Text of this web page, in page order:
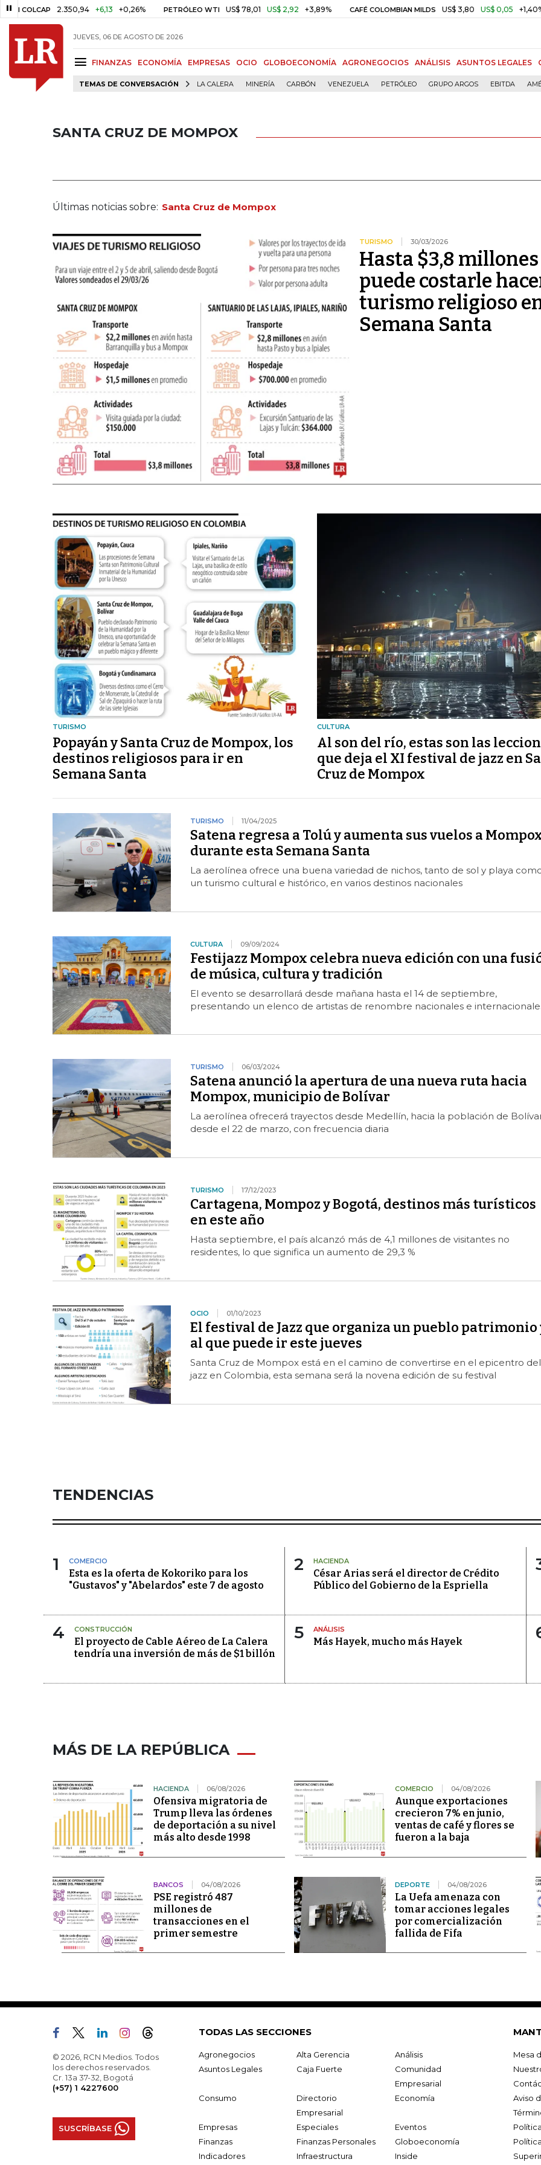
2.350,94 +6,13 +0,26% PETRÓLEO WTI US$ 78,01 US$ 2,92 +3,89% CAFÉ COLOMBIAN MILDS US$ 3,80 US$ 0,05 +1,40%
JUEVES, 06 DE AGOSTO DE 2026
FINANZAS ECONOMÍA EMPRESAS OCIO GLOBOECONOMÍA AGRONEGOCIOS ANÁLISIS ASUNTOS LEGALES
TEMAS DE CONVERSACIÓN LA CALERA MINERÍA CARBÓN VENEZUELA PETRÓLEO GRUPO ARGOS EBITDA
SANTA CRUZ DE MOMPOX
Últimas noticias sobre: Santa Cruz de Mompox
TURISMO 30/03/2026
Hasta $3,8 millones
puede costarle
turismo religioso
Semana Santa
TURISMO
Popayán y Santa Cruz de Mompox, los
destinos religiosos para ir en
Semana Santa
CULTURA
Al son del río, estas son las
que deja el XI festival de jazz en
Cruz de Mompox
TURISMO 11/04/2025
Satena regresa a Tolú y aumenta sus vuelos a
durante esta Semana Santa
La aerolínea ofrece una buena variedad de nichos, tanto de sol y playa
un turismo cultural e histórico, en varios destinos nacionales
CULTURA 09/09/2024
Festijazz Mompox celebra nueva edición con una
de música, cultura y tradición
El evento se desarrollará desde mañana hasta el 14 de septiembre,
presentando un elenco de artistas de renombre nacionales e
TURISMO 06/03/2024
Satena anunció la apertura de una nueva ruta hacia
Mompox, municipio de Bolívar
La aerolínea ofrecerá trayectos desde Medellín, hacia la población de
desde el 22 de marzo, con frecuencia diaria
TURISMO 17/12/2023
Cartagena, Mompoz y Bogotá, destinos más turísticos
en este año
Hasta septiembre, el país alcanzó más de 4,1 millones de visitantes no
residentes, lo que significa un aumento de 29,3 %
OCIO 01/10/2023
El festival de Jazz que organiza un pueblo patrimonio
al que puede ir este jueves
Santa Cruz de Mompox está en el camino de convertirse en el epicentro del
jazz en Colombia, esta semana será la novena edición de su festival
TENDENCIAS
1 COMERCIO
Esta es la oferta de Kokoriko para los
"Gustavos" y "Abelardos" este 7 de agosto
2 HACIENDA
César Arias será el director de Crédito
Público del Gobierno de la Espriella
4 CONSTRUCCIÓN
El proyecto de Cable Aéreo de La Calera
tendría una inversión de más de $1 billón
5 ANÁLISIS
Más Hayek, mucho más Hayek
MÁS DE LA REPÚBLICA
HACIENDA 06/08/2026
Ofensiva migratoria de
Trump lleva las órdenes
de deportación a su nivel
más alto desde 1998
COMERCIO 04/08/2026
Aunque exportaciones
crecieron 7% en junio,
ventas de café y flores se
fueron a la baja
BANCOS 04/08/2026
PSE registró 487
millones de
transacciones en el
primer semestre
DEPORTE 04/08/2026
La Uefa amenaza con
tomar acciones legales
por comercialización
fallida de Fifa
© 2026, RCN Medios. Todos
los derechos reservados.
Cr. 13a 37-32, Bogotá
(+57) 1 4227600
SUSCRÍBASE
TODAS LAS SECCIONES
Agronegocios Alta Gerencia
Análisis
Asuntos Legales
Caja Fuerte
Comunidad
Empresarial
Consumo
Directorio
Empresarial
Economía
Empresas Especiales
Eventos
Finanzas
Finanzas Personales
Globoeconomía
Indicadores
Infraestructura Inside
Mesa
Aviso